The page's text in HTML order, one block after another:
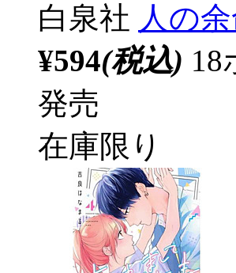
白泉社 人の
¥594(税込) 18
発売
在庫限り